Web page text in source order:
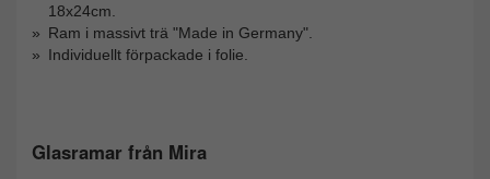
18x24cm.
Ram i massivt trä "Made in Germany".
Individuellt förpackade i folie.
Glasramar från Mira